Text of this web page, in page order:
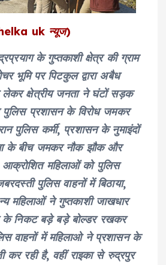
uk न्यूज)
के गुप्तकाशी क्षेत्र की ग्राम
भूमि पर पिटकुल द्वारा अबैध
लेकर क्षेत्रीय जनता ने घंटों सड़क
प्रशासन के विरोध जमकर
पुलिस कर्मी, प्रशासन के नुमाइंदों
के बीच जमकर नौक झौक और
आक्रोशित महिलाओं को पुलिस
पुलिस वाहनों में बिठाया,
महिलाओं ने गुप्तकाशी जाखधार
के निकट बड़े बड़े बोल्डर रखकर
वाहनों में महिलाओ ने प्रशासन के
कर रही है, वहीं राइका से रुद्रपुर